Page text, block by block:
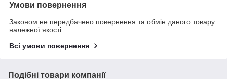
Умови повернення
Законом не передбачено повернення та обмін даного товару
належної якості
Всі умови повернення
Подібні товари компанії